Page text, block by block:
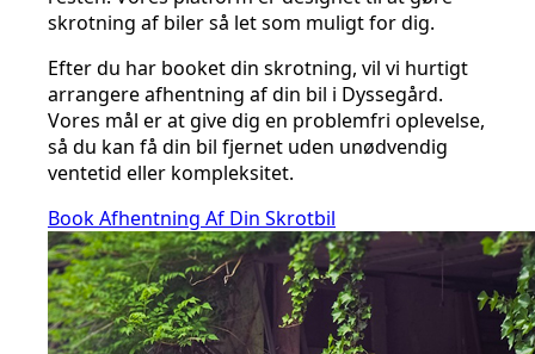
skrotning af biler så let som muligt for dig.
Efter du har booket din skrotning, vil vi hurtigt
arrangere afhentning af din bil i Dyssegård.
Vores mål er at give dig en problemfri oplevelse,
så du kan få din bil fjernet uden unødvendig
ventetid eller kompleksitet.
Book Afhentning Af Din Skrotbil